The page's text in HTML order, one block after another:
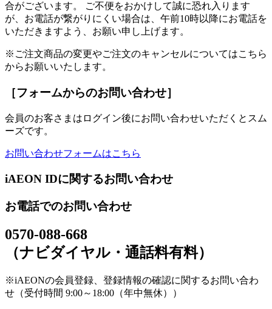
合がございます。 ご不便をおかけして誠に恐れ入ります
が、お電話が繋がりにくい場合は、午前10時以降にお電話を
いただきますよう、お願い申し上げます。
※ご注文商品の変更やご注文のキャンセルについてはこちら
からお願いいたします。
［フォームからのお問い合わせ］
会員のお客さまはログイン後にお問い合わせいただくとスム
ーズです。
お問い合わせフォームはこちら
iAEON IDに関するお問い合わせ
お電話でのお問い合わせ
0570-088-668
（ナビダイヤル・通話料有料）
※iAEONの会員登録、登録情報の確認に関するお問い合わ
せ（受付時間 9:00～18:00（年中無休））